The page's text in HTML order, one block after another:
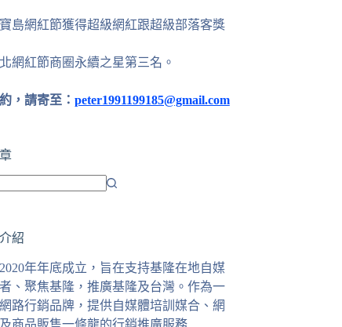
島網紅節獲得超級網紅跟超級部落客獎
網紅節商圈永續之星第三名。
，請寄至： peter1991199185@gmail.com
紹
年年底成立，旨在支持基隆在地自媒
、聚焦基隆，推廣基隆及台灣。作為一
路行銷品牌，提供自媒體培訓媒合、網